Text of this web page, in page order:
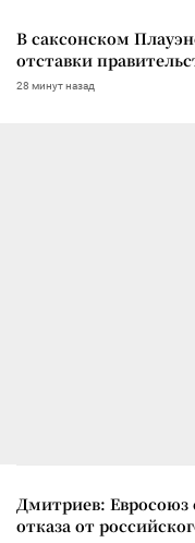
В саксонском
отставки
28 минут назад
Дмитриев: Евросоюз
отказа от